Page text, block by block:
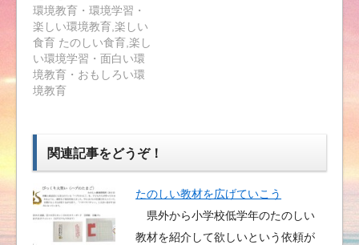
環境教育・環境学習・
楽しい環境教育,楽しい
食育 たのしい食育,楽し
い環境学習・面白い環
境教育・おもしろい環
境教育
関連記事をどうぞ！
たのしい教材を広げていこう
県外から小学校低学年のたのしい
教材を紹介して欲しいという依頼が